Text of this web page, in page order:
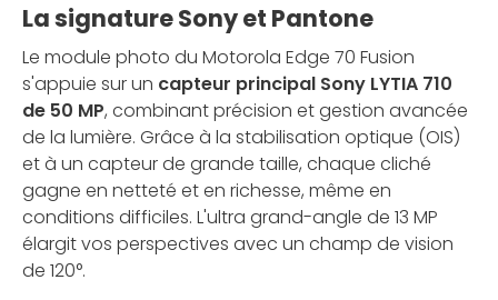
La signature Sony et Pantone
Le module photo du Motorola Edge 70 Fusion
s'appuie sur un capteur principal Sony LYTIA 710
de 50 MP, combinant précision et gestion avancée
de la lumière. Grâce à la stabilisation optique (OIS)
et à un capteur de grande taille, chaque cliché
gagne en netteté et en richesse, même en
conditions difficiles. L'ultra grand-angle de 13 MP
élargit vos perspectives avec un champ de vision
de 120°.